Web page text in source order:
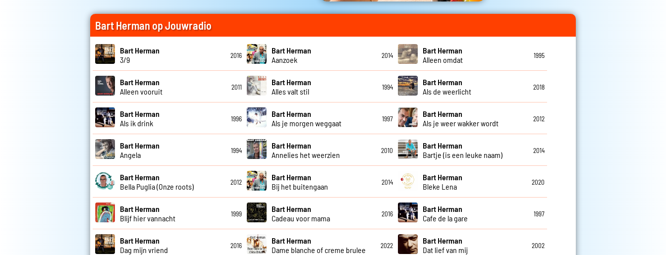
Bart Herman op Jouwradio
Bart Herman
3/9
2016
Bart Herman
Aanzoek
2014
Bart Herman
Alleen omdat
1995
Bart Herman
Alleen vooruit
2011
Bart Herman
Alles valt stil
1994
Bart Herman
Als de weerlicht
2018
Bart Herman
Als ik drink
1996
Bart Herman
Als je morgen weggaat
1997
Bart Herman
Als je weer wakker wordt
2012
Bart Herman
Angela
1994
Bart Herman
Annelies het weerzien
2010
Bart Herman
Bartje (is een leuke naam)
2014
Bart Herman
Bella Puglia (Onze roots)
2012
Bart Herman
Bij het buitengaan
2014
Bart Herman
Bleke Lena
2020
Bart Herman
Blijf hier vannacht
1999
Bart Herman
Cadeau voor mama
2016
Bart Herman
Cafe de la gare
1997
Bart Herman
Dag mijn vriend
2016
Bart Herman
Dame blanche of creme brulee
2022
Bart Herman
Dat lief van mij
2002